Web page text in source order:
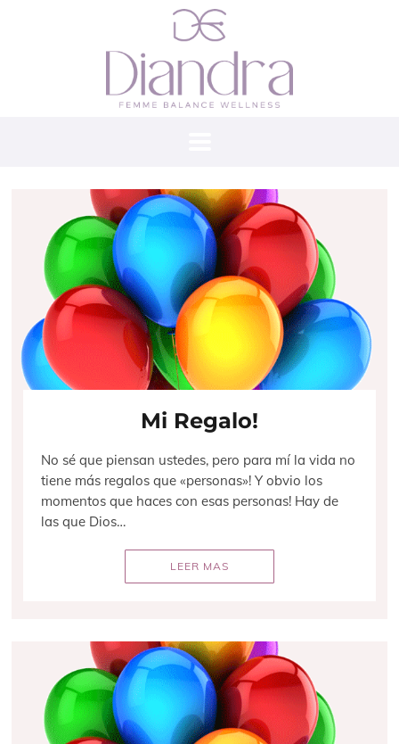
Mi Regalo!
No sé que piensan ustedes, pero para mí la vida no
tiene más regalos que «personas»! Y obvio los
momentos que haces con esas personas! Hay de
las que Dios…
LEER MAS